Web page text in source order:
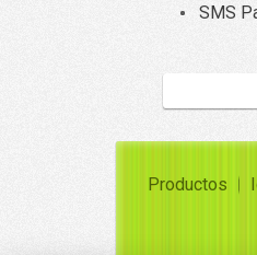
SMS
Productos